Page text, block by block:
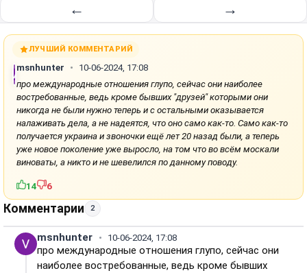
← →
ЛУЧШИЙ КОММЕНТАРИЙ
msnhunter
10-06-2024, 17:08
про международные отношения глупо, сейчас они наиболее
востребованные, ведь кроме бывших "друзей" которыми они
никогда не были нужно теперь и с остальными оказывается
налаживать дела, а не надеятся, что оно само как-то. Само как-то
получается украина и звоночки ещё лет 20 назад были, а теперь
уже новое поколение уже выросло, на том что во всём москали
виноваты, а никто и не шевелился по данному поводу.
14 6
Комментарии 2
msnhunter 10-06-2024, 17:08
про международные отношения глупо, сейчас они
наиболее востребованные, ведь кроме бывших